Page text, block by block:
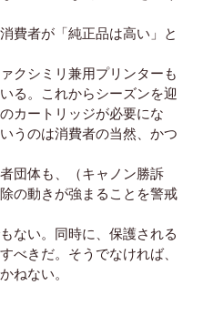
費者が「純正品は高い」と
クシミリ兼用プリンターも
る。これからシーズンを迎
カートリッジが必要にな
うのは消費者の当然、かつ
団体も、（キャノン勝訴
の動きが強まることを警戒
ない。同時に、保護される
べきだ。そうでなければ、
ねない。